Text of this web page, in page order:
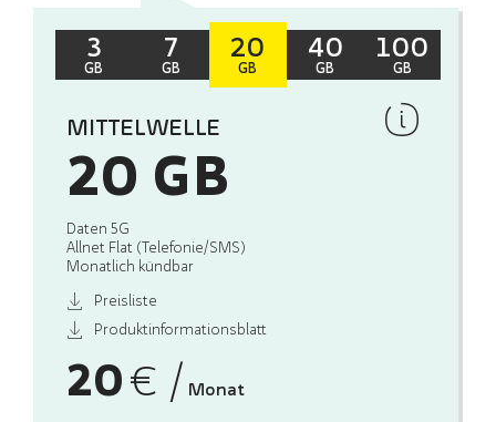
3
GB
7
GB
20
GB
40
GB
100
GB
MITTELWELLE
20 GB
Daten 5G
Allnet Flat (Telefonie/SMS)
Monatlich kündbar
Preisliste
Produktinformationsblatt
20€ / Monat